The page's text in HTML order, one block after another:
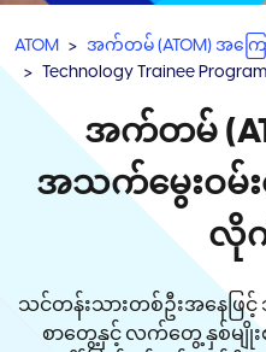
ATOM အက်တမ် (ATOM) အကြေ
Technology Trainee Program
အက်တမ်
အသက်မွေးဝမ်း
လိုက်
သင်တန်းသားတစ်ဦးအနေဖြ
စာတွေ့နှင့် လက်တွေ့ နှစ်မျို